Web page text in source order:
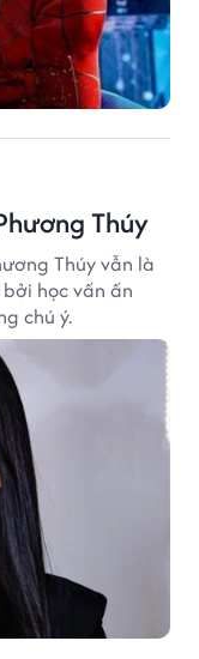
Thúy
Thúy vẫn là
học vấn ấn
chú ý.